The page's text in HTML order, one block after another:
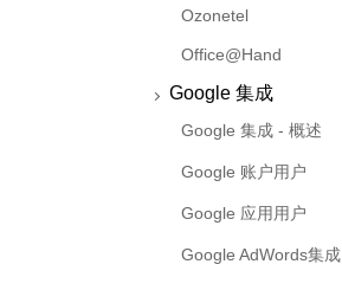
Ozonetel
Office@Hand
Google 集成
Google 集成 - 概述
Google 账户用户
Google 应用用户
Google AdWords集成